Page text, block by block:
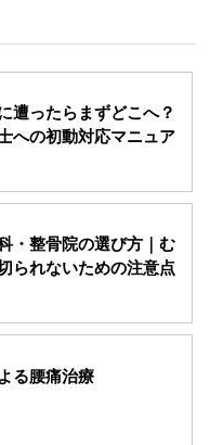
遭ったらまずどこへ？
への初動対応マニュア
・整骨院の選び方｜む
られないための注意点
る腰痛治療